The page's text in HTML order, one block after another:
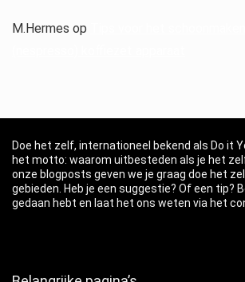
M.Hermes op
Doe het zelf, internationeel bekend als Do it
het motto: waarom uitbesteden als je het
onze blogposts geven we je graag doe het
gebieden. Heb je een suggestie? Of een tip?
gedaan hebt en laat het ons weten via het